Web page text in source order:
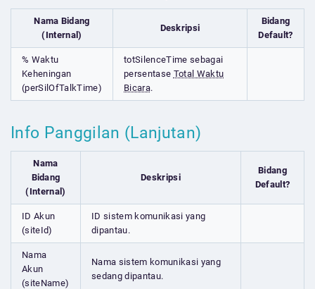
Nama Bidang
(Internal)
Deskripsi
Bidang
Default?
% Waktu
Keheningan
(perSilOfTalkTime)
totSilenceTime sebagai
persentase Total Waktu
Bicara.
Info Panggilan (Lanjutan)
Nama
Bidang
(Internal)
Deskripsi
Bidang
Default?
ID Akun
(siteId)
ID sistem komunikasi yang
dipantau.
Nama
Akun
(siteName)
Nama sistem komunikasi yang
sedang dipantau.